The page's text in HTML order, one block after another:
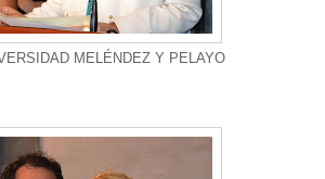
MELÉNDEZ Y PELAYO